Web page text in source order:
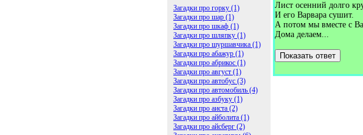
Загадки про горку (1)
Загадки про шар (1)
Загадки про шкаф (1)
Загадки про шляпку (1)
Загадки про шуршавчика (1)
Загадки про абажур (1)
Загадки про абрикос (1)
Загадки про август (1)
Загадки про автобус (3)
Загадки про автомобиль (4)
Загадки про азбуку (1)
Загадки про аиста (2)
Загадки про айболита (1)
Загадки про айсберг (2)
Лист осенний долго
И его Варвара сушит.
А потом мы вместе с
Дома делаем...
Показать ответ